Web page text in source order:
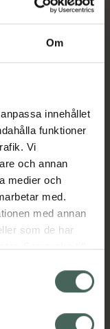
Om
innehållet
funktioner
Vi
och annan
medier och
med.
med annan
som de har
Samtycke till
påverkar inte
återkallelsen.
Dölj
med
Mer